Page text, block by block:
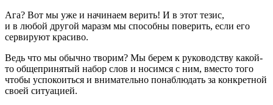
Ага? Вот мы уже и начинаем верить! И в этот тезис,
и в любой другой маразм мы способны поверить, если его
сервируют красиво.
Ведь что мы обычно творим? Мы берем к руководству какой-
то общепринятый набор слов и носимся с ним, вместо того
чтобы успокоиться и внимательно понаблюдать за конкретной
своей ситуацией.